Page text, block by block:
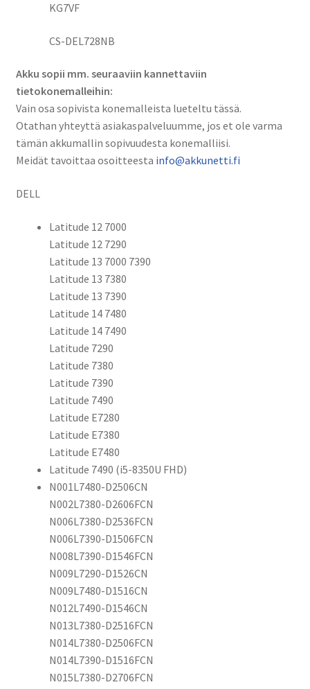
44,1Wh
Dell
F3YGT,
2X39G,
DM3WC,
0DM3WC,
0F3YGT,
BBYE,
BBCF,
DEL728NB
KG7VF
CS-DEL728NB
Akku sopii mm. seuraaviin kannettaviin
tietokonemalleihin:
Vain osa sopivista konemalleista lueteltu tässä.
Otathan yhteyttä asiakaspalveluumme, jos et ole varma
tämän akkumallin sopivuudesta konemalliisi.
Meidät tavoittaa osoitteesta info@akkunetti.fi
DELL
Latitude 12 7000
Latitude 12 7290
Latitude 13 7000 7390
Latitude 13 7380
Latitude 13 7390
Latitude 14 7480
Latitude 14 7490
Latitude 7290
Latitude 7380
Latitude 7390
Latitude 7490
Latitude E7280
Latitude E7380
Latitude E7480
Latitude 7490 (i5-8350U FHD)
N001L7480-D2506CN
N002L7380-D2606FCN
N006L7380-D2536FCN
N006L7390-D1506FCN
N008L7390-D1546FCN
N009L7290-D1526CN
N009L7480-D1516CN
N012L7490-D1546CN
N013L7380-D2516FCN
N014L7380-D2506FCN
N014L7390-D1516FCN
N015L7380-D2706FCN